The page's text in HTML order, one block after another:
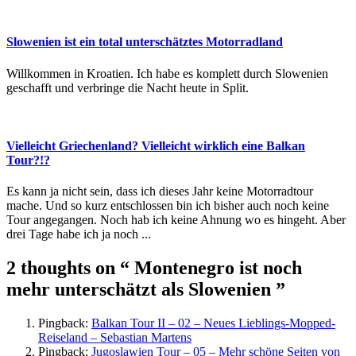
Slowenien ist ein total unterschätztes Motorradland
Willkommen in Kroatien. Ich habe es komplett durch Slowenien
geschafft und verbringe die Nacht heute in Split.
Vielleicht Griechenland? Vielleicht wirklich eine Balkan
Tour?!?
Es kann ja nicht sein, dass ich dieses Jahr keine Motorradtour
mache. Und so kurz entschlossen bin ich bisher auch noch keine
Tour angegangen. Noch hab ich keine Ahnung wo es hingeht. Aber
drei Tage habe ich ja noch ...
2 thoughts on “ Montenegro ist noch
mehr unterschätzt als Slowenien ”
Pingback: Balkan Tour II – 02 – Neues Lieblings-Mopped-
Reiseland – Sebastian Martens
Pingback: Jugoslawien Tour – 05 – Mehr schöne Seiten von